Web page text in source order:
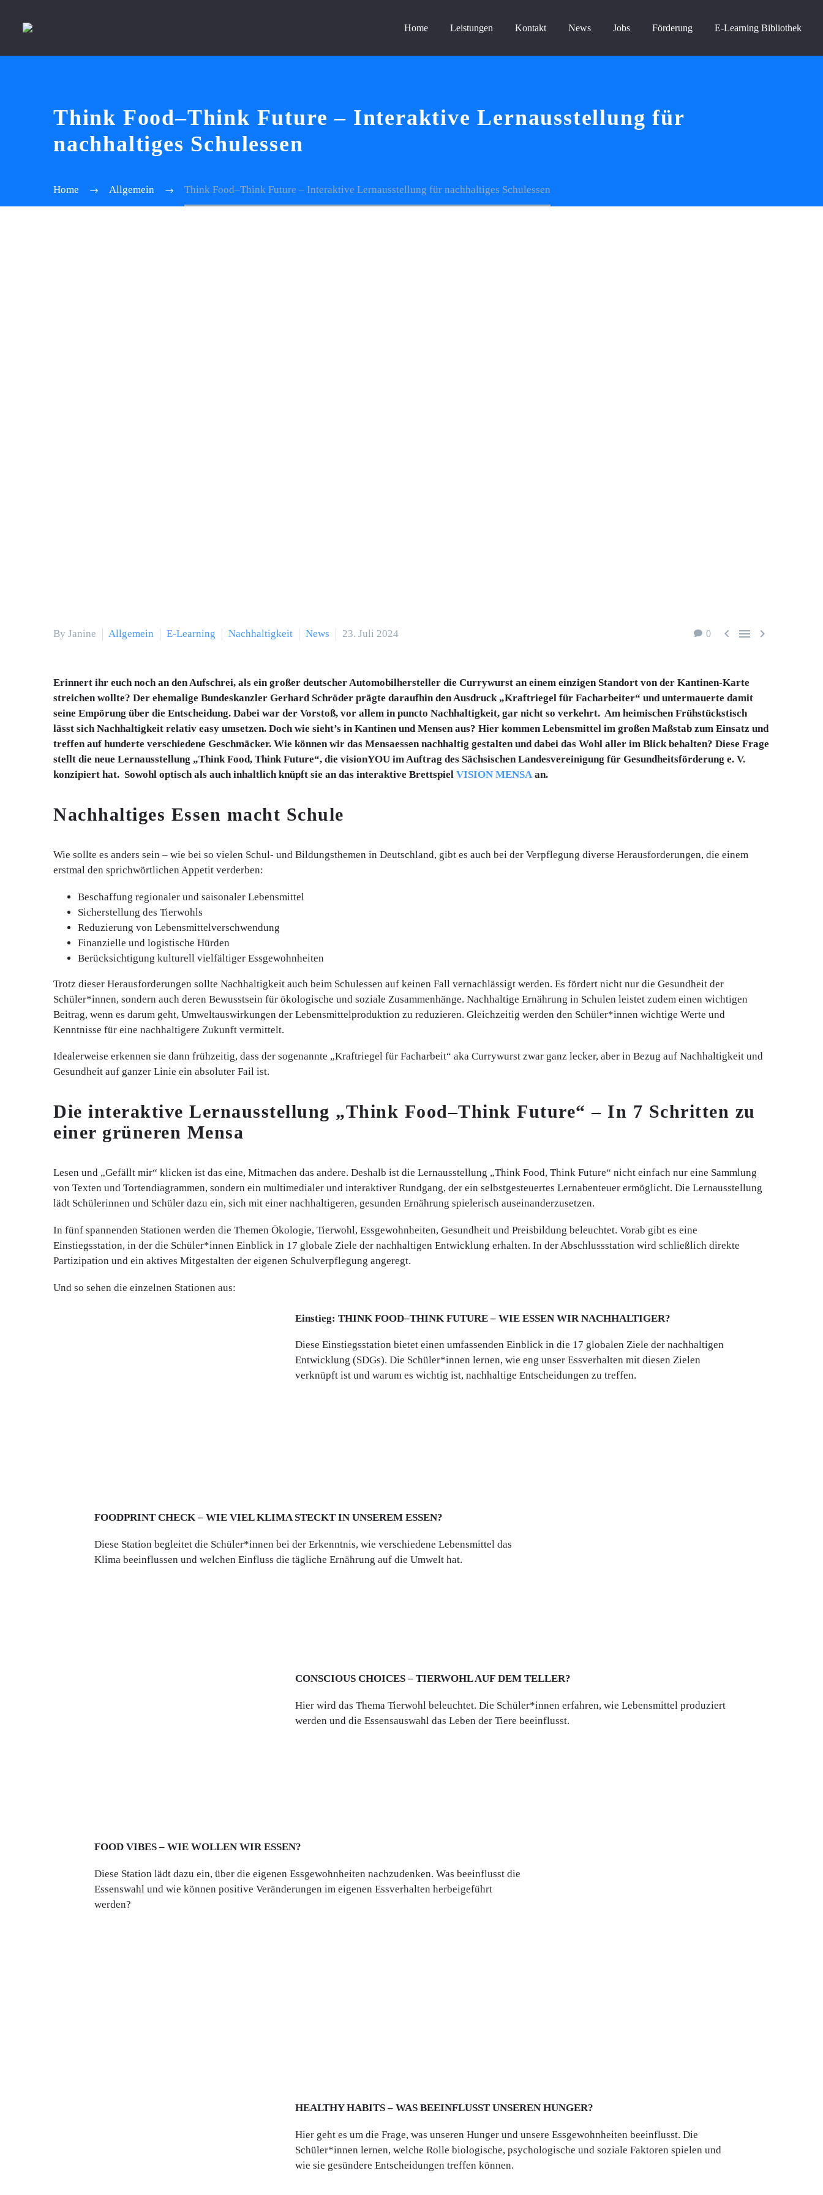
Home Leistungen Kontakt News Jobs Förderung E-Learning Bibliothek
Think Food–Think Future – Interaktive Lernausstellung für
nachhaltiges Schulessen
Home Allgemein Think Food–Think Future – Interaktive Lernausstellung für nachhaltiges Schulessen
0   
By Janine Allgemein E-Learning Nachhaltigkeit News 23. Juli 2024
Erinnert ihr euch noch an den Aufschrei, als ein großer deutscher Automobilhersteller die Currywurst an einem einzigen Standort von der Kantinen-Karte
streichen wollte? Der ehemalige Bundeskanzler Gerhard Schröder prägte daraufhin den Ausdruck „Kraftriegel für Facharbeiter“ und untermauerte damit
seine Empörung über die Entscheidung. Dabei war der Vorstoß, vor allem in puncto Nachhaltigkeit, gar nicht so verkehrt. Am heimischen Frühstückstisch
lässt sich Nachhaltigkeit relativ easy umsetzen. Doch wie sieht’s in Kantinen und Mensen aus? Hier kommen Lebensmittel im großen Maßstab zum Einsatz und
treffen auf hunderte verschiedene Geschmäcker. Wie können wir das Mensaessen nachhaltig gestalten und dabei das Wohl aller im Blick behalten? Diese Frage
stellt die neue Lernausstellung „Think Food, Think Future“, die visionYOU im Auftrag des Sächsischen Landesvereinigung für Gesundheitsförderung e. V.
konzipiert hat. Sowohl optisch als auch inhaltlich knüpft sie an das interaktive Brettspiel VISION MENSA an.
Nachhaltiges Essen macht Schule
Wie sollte es anders sein – wie bei so vielen Schul- und Bildungsthemen in Deutschland, gibt es auch bei der Verpflegung diverse Herausforderungen, die einem
erstmal den sprichwörtlichen Appetit verderben:
Beschaffung regionaler und saisonaler Lebensmittel
Sicherstellung des Tierwohls
Reduzierung von Lebensmittelverschwendung
Finanzielle und logistische Hürden
Berücksichtigung kulturell vielfältiger Essgewohnheiten
Trotz dieser Herausforderungen sollte Nachhaltigkeit auch beim Schulessen auf keinen Fall vernachlässigt werden. Es fördert nicht nur die Gesundheit der
Schüler*innen, sondern auch deren Bewusstsein für ökologische und soziale Zusammenhänge. Nachhaltige Ernährung in Schulen leistet zudem einen wichtigen
Beitrag, wenn es darum geht, Umweltauswirkungen der Lebensmittelproduktion zu reduzieren. Gleichzeitig werden den Schüler*innen wichtige Werte und
Kenntnisse für eine nachhaltigere Zukunft vermittelt.
Idealerweise erkennen sie dann frühzeitig, dass der sogenannte „Kraftriegel für Facharbeit“ aka Currywurst zwar ganz lecker, aber in Bezug auf Nachhaltigkeit und
Gesundheit auf ganzer Linie ein absoluter Fail ist.
Die interaktive Lernausstellung „Think Food–Think Future“ – In 7 Schritten zu
einer grüneren Mensa
Lesen und „Gefällt mir“ klicken ist das eine, Mitmachen das andere. Deshalb ist die Lernausstellung „Think Food, Think Future“ nicht einfach nur eine Sammlung
von Texten und Tortendiagrammen, sondern ein multimedialer und interaktiver Rundgang, der ein selbstgesteuertes Lernabenteuer ermöglicht. Die Lernausstellung
lädt Schülerinnen und Schüler dazu ein, sich mit einer nachhaltigeren, gesunden Ernährung spielerisch auseinanderzusetzen.
In fünf spannenden Stationen werden die Themen Ökologie, Tierwohl, Essgewohnheiten, Gesundheit und Preisbildung beleuchtet. Vorab gibt es eine
Einstiegsstation, in der die Schüler*innen Einblick in 17 globale Ziele der nachhaltigen Entwicklung erhalten. In der Abschlussstation wird schließlich direkte
Partizipation und ein aktives Mitgestalten der eigenen Schulverpflegung angeregt.
Und so sehen die einzelnen Stationen aus:
Einstieg: THINK FOOD–THINK FUTURE – WIE ESSEN WIR NACHHALTIGER?
Diese Einstiegsstation bietet einen umfassenden Einblick in die 17 globalen Ziele der nachhaltigen
Entwicklung (SDGs). Die Schüler*innen lernen, wie eng unser Essverhalten mit diesen Zielen
verknüpft ist und warum es wichtig ist, nachhaltige Entscheidungen zu treffen.
FOODPRINT CHECK – WIE VIEL KLIMA STECKT IN UNSEREM ESSEN?
Diese Station begleitet die Schüler*innen bei der Erkenntnis, wie verschiedene Lebensmittel das
Klima beeinflussen und welchen Einfluss die tägliche Ernährung auf die Umwelt hat.
CONSCIOUS CHOICES – TIERWOHL AUF DEM TELLER?
Hier wird das Thema Tierwohl beleuchtet. Die Schüler*innen erfahren, wie Lebensmittel produziert
werden und die Essensauswahl das Leben der Tiere beeinflusst.
FOOD VIBES – WIE WOLLEN WIR ESSEN?
Diese Station lädt dazu ein, über die eigenen Essgewohnheiten nachzudenken. Was beeinflusst die
Essenswahl und wie können positive Veränderungen im eigenen Essverhalten herbeigeführt
werden?
HEALTHY HABITS – WAS BEEINFLUSST UNSEREN HUNGER?
Hier geht es um die Frage, was unseren Hunger und unsere Essgewohnheiten beeinflusst. Die
Schüler*innen lernen, welche Rolle biologische, psychologische und soziale Faktoren spielen und
wie sie gesündere Entscheidungen treffen können.